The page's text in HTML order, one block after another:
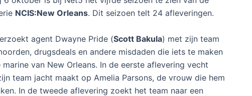
NCIS:New Orleans. Dit seizoen telt 24 afleveringen.
agent Dwayne Pride (Scott Bakula) met zijn team
drugsdeals en andere misdaden die iets te maken
van New Orleans. In de eerste aflevering vecht
team jacht maakt op Amelia Parsons, de vrouw die hem
In de tweede aflevering zoekt het team naar een